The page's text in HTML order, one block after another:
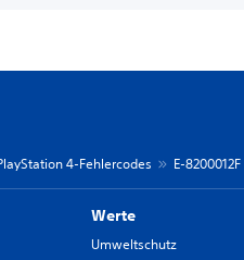
4-Fehlercodes E-8200012F
Werte
Umweltschutz